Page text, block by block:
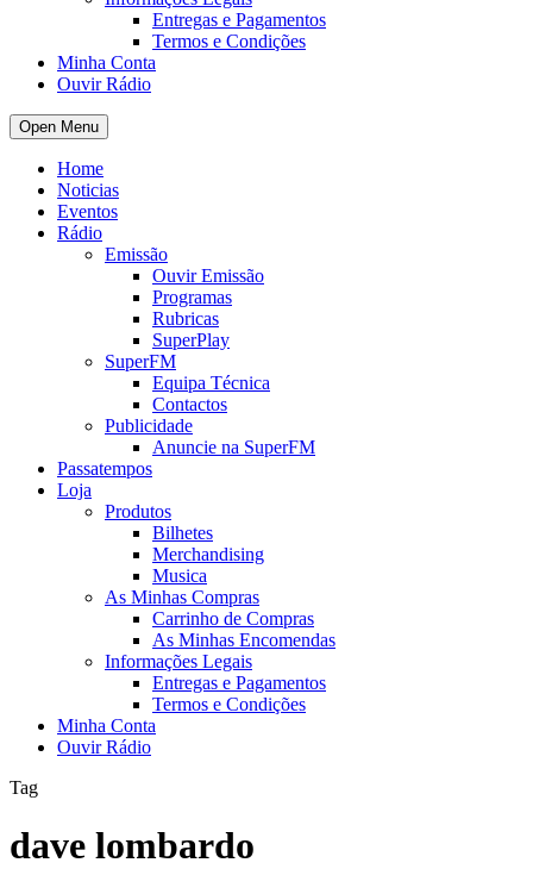
Entregas e Pagamentos
Termos e Condições
Minha Conta
Ouvir Rádio
Open Menu
Home
Noticias
Eventos
Rádio
Emissão
Ouvir Emissão
Programas
Rubricas
SuperPlay
SuperFM
Equipa Técnica
Contactos
Publicidade
Anuncie na SuperFM
Passatempos
Loja
Produtos
Bilhetes
Merchandising
Musica
As Minhas Compras
Carrinho de Compras
As Minhas Encomendas
Informações Legais
Entregas e Pagamentos
Termos e Condições
Minha Conta
Ouvir Rádio
Tag
dave lombardo